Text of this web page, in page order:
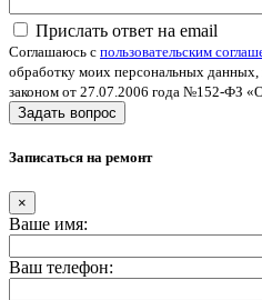
Прислать ответ на email
Соглашаюсь с пользовательским
обработку моих персональных
законом от 27.07.2006 года №152-ФЗ
Задать вопрос
Записаться на ремонт
×
Ваше имя:
Ваш телефон: